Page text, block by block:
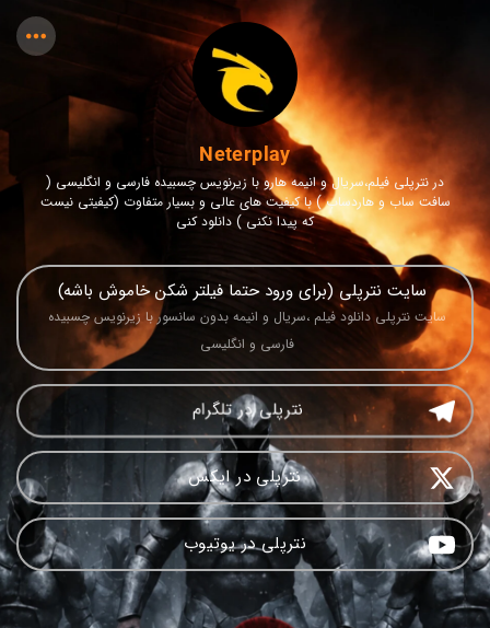
Neterplay
در نترپلی فیلم،سریال و انیمه هارو با زیرنویس چسبیده فارسی و انگلیسی (
سافت ساب و هاردساب ) با کیفیت های عالی و بسیار متفاوت (کیفیتی نیست
که پیدا نکنی ) دانلود کنی
سایت نترپلی (برای ورود حتما فیلتر شکن خاموش باشه)
فارسی و انگلیسی
نترپلی در تلگرام
نترپلی در ایکس
نترپلی در یوتیوب